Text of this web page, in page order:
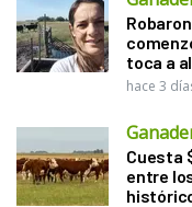
toca a
hace 3
Cuesta
entre